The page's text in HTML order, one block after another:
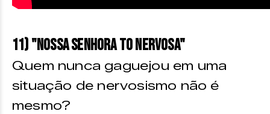
11) "Nossa senhora to nervosa"
Quem nunca gaguejou em uma
situação de nervosismo não é
mesmo?